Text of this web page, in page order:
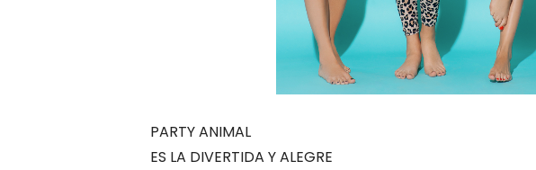
PARTY ANIMAL
ES LA DIVERTIDA Y ALEGRE